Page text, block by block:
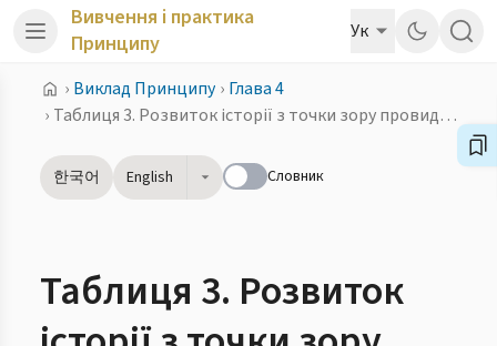
Вивчення і практика
Принципу
Ук
› Виклад Принципу › Глава 4
›
Таблиця 3. Розвиток історії з точки зору провидіння відновлення
한국어 English Словник
Таблиця 3. Розвиток